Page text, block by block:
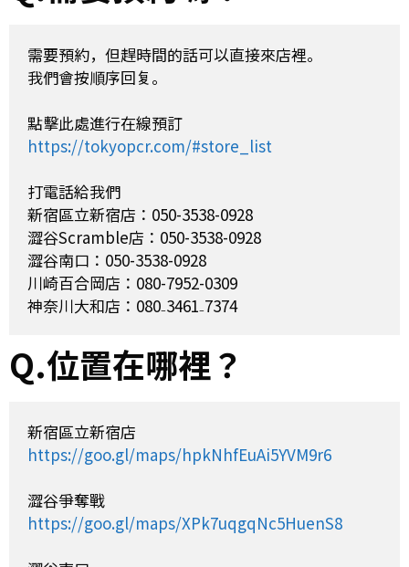
需要預約，但趕時間的話可以直接來店裡。
我們會按順序回复。
https://tokyopcr.com/#store_list
打電話給我們
新宿區立新宿店：050-3538-0928
澀谷Scramble店：050-3538-0928
澀谷南口：050-3538-0928
川崎百合岡店：080-7952-0309
Q.位置在哪裡？
https://goo.gl/maps/hpkNhfEuAi5YVM9r6
https://goo.gl/maps/XPk7uqgqNc5HuenS8